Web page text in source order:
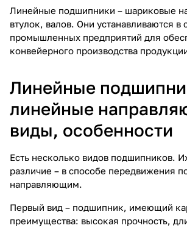
Линейные подшипники – шариковые
втулок, валов. Они устанавливаются в
промышленных предприятий для
конвейерного производства
Линейные
линейные
виды, особенности
Есть несколько видов подшипников.
различие – в способе передвижения
направляющим.
Первый вид – подшипник, имеющий
преимущества: высокая прочность,